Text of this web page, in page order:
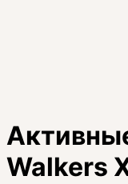
Walkers